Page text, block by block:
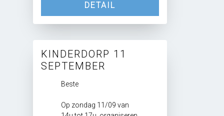
DETAIL
KINDERDORP 11
SEPTEMBER
Beste
Op zondag 11/09 van